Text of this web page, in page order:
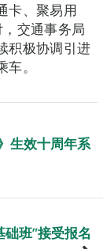
卡、聚易用
交通事务局
积极协调引进
。
生效十周年系
班”接受报名